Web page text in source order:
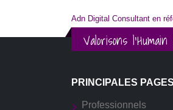
Adn Digital Consultant en
Valorisons l'Humain
PRINCIPALES PAGES
Professionnels